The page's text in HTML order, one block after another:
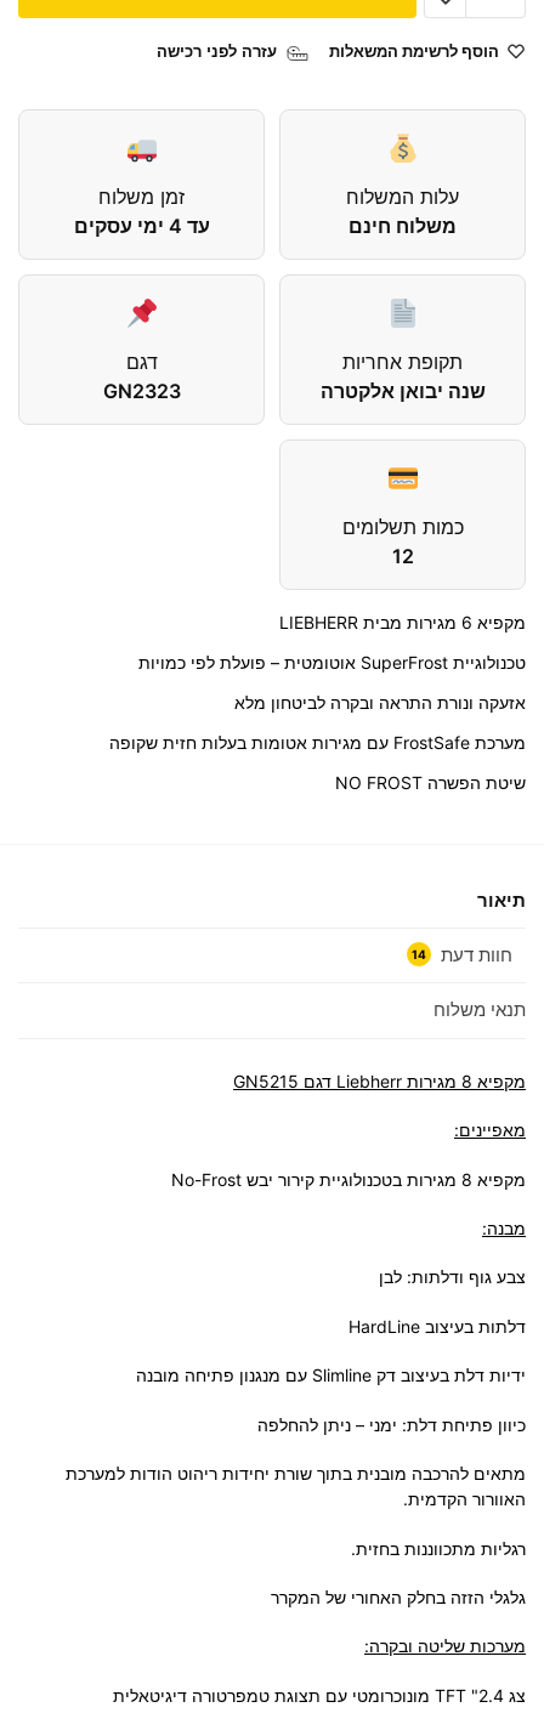
הוסף לרשימת המשאלות עזרה לפני רכישה
עלות המשלוח
משלוח חינם
זמן משלוח
עד 4 ימי עסקים
תקופת אחריות
שנה יבואן אלקטרה
דגם
GN2323
כמות תשלומים
12
מקפיא 6 מגירות מבית LIEBHERR
טכנולוגיית SuperFrost אוטומטית – פועלת לפי כמויות
אזעקה ונורת התראה ובקרה לביטחון מלא
מערכת FrostSafe עם מגירות אטומות בעלות חזית שקופה
שיטת הפשרה NO FROST
תיאור
חוות דעת 14
תנאי משלוח
מקפיא ‏8 ‏מגירות Liebherr דגם GN5215
מאפיינים:
מקפיא 8 מגירות בטכנולוגיית קירור יבש No-Frost
מבנה:
צבע גוף ודלתות: לבן
דלתות בעיצוב HardLine
ידיות דלת בעיצוב דק Slimline עם מנגנון פתיחה מובנה
כיוון פתיחת דלת: ימני – ניתן להחלפה
מתאים להרכבה מובנית בתוך שורת יחידות ריהוט הודות למערכת
האוורור הקדמית.
רגליות מתכווננות בחזית.
גלגלי הזזה בחלק האחורי של המקרר
מערכות שליטה ובקרה:
צג TFT "2.4 מונוכרומטי עם תצוגת טמפרטורה דיגיטאלית